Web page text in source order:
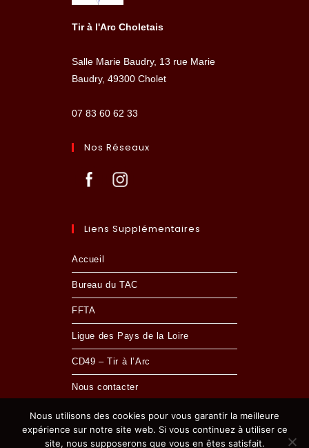
Tir à l'Arc Choletais
Salle Marie Baudry, 13 rue Marie
Baudry, 49300 Cholet
07 83 60 62 33
Nos Réseaux
Liens Supplémentaires
Accueil
Bureau du TAC
FFTA
Ligue des Pays de la Loire
CD49 – Tir à l’Arc
Nous contacter
Nous utilisons des cookies pour vous garantir la meilleure
expérience sur notre site web. Si vous continuez à utiliser ce
site, nous supposerons que vous en êtes satisfait.